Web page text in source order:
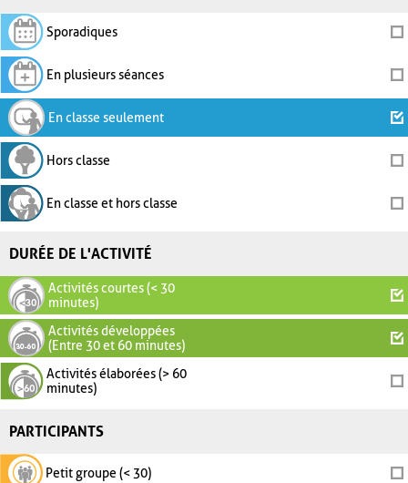
Sporadiques
En plusieurs séances
En classe seulement
Hors classe
En classe et hors classe
DURÉE DE L'ACTIVITÉ
Activités courtes (< 30
minutes)
Activités développées
(Entre 30 et 60 minutes)
Activités élaborées (> 60
minutes)
PARTICIPANTS
Petit groupe (< 30)